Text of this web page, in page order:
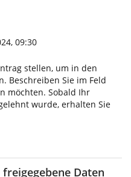
09:30
stellen, um in den
Beschreiben Sie im Feld
möchten. Sobald Ihr
wurde, erhalten Sie
Daten